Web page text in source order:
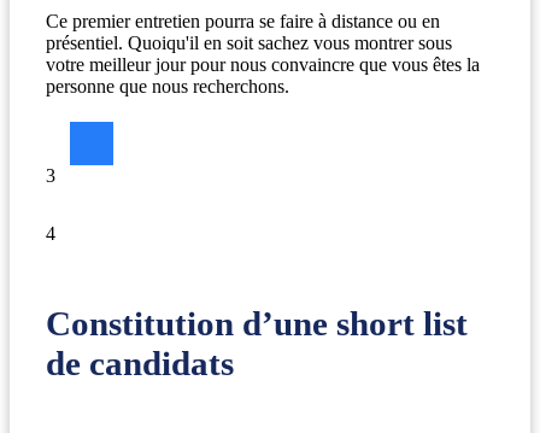
Ce premier entretien pourra se faire à distance ou en
présentiel. Quoiqu'il en soit sachez vous montrer sous
votre meilleur jour pour nous convaincre que vous êtes la
personne que nous recherchons.
3
4
Constitution d’une short list
de candidats